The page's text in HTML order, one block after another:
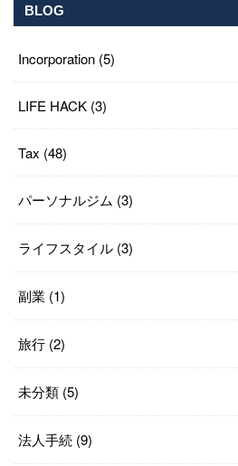
BLOG
Incorporation (5)
LIFE HACK (3)
Tax (48)
パーソナルジム (3)
ライフスタイル (3)
副業 (1)
旅行 (2)
未分類 (5)
法人手続 (9)